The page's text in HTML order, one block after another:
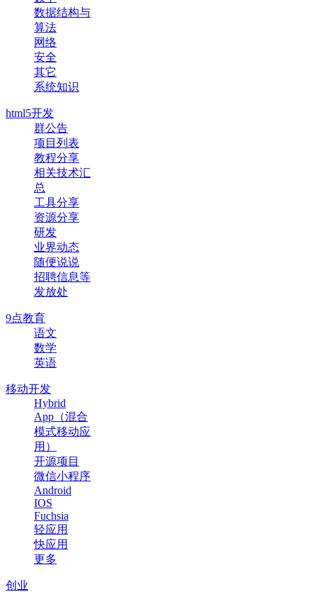
数据结构与
算法
网络
安全
其它
系统知识
html5开发
群公告
项目列表
教程分享
相关技术汇
总
工具分享
资源分享
研发
业界动态
随便说说
招聘信息等
发放处
9点教育
语文
数学
英语
移动开发
Hybrid
App（混合
模式移动应
用）
开源项目
微信小程序
Android
IOS
Fuchsia
轻应用
快应用
更多
创业